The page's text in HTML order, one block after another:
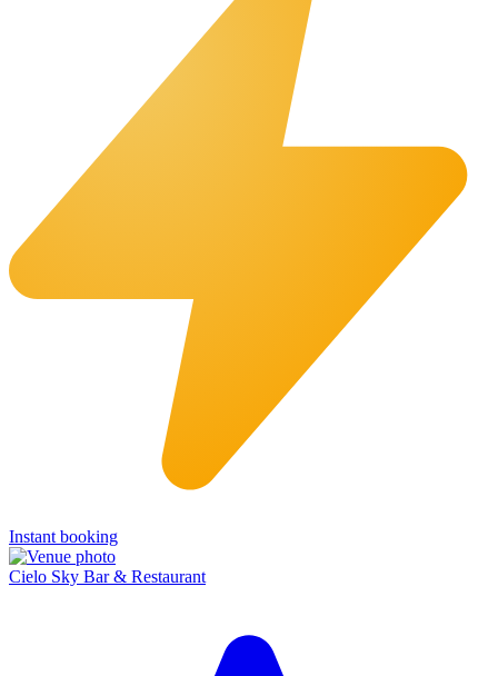
Instant booking
Cielo Sky Bar & Restaurant